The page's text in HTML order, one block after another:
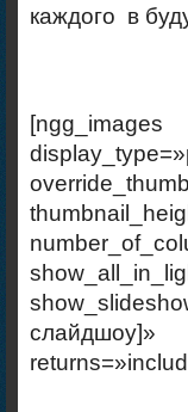
каждого в
слайдшоу]»